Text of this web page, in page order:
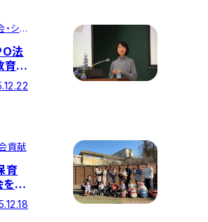
・シ
法
育資
）に
した
貢献
育
開